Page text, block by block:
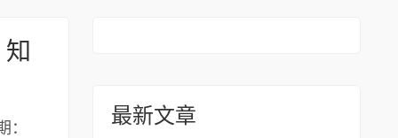
最新文章